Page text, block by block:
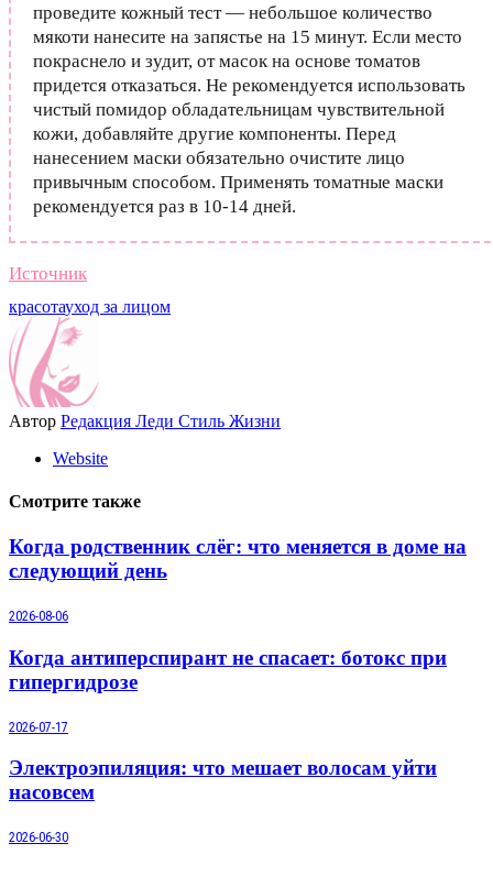
проведите кожный тест — небольшое количество
мякоти нанесите на запястье на 15 минут. Если место
покраснело и зудит, от масок на основе томатов
придется отказаться. Не рекомендуется использовать
чистый помидор обладательницам чувствительной
кожи, добавляйте другие компоненты. Перед
нанесением маски обязательно очистите лицо
привычным способом. Применять томатные маски
рекомендуется раз в 10-14 дней.
Источник
красотауход за лицом
Автор Редакция Леди Стиль Жизни
Website
Смотрите также
Когда родственник слёг: что меняется в доме на
следующий день
2026-08-06
Когда антиперспирант не спасает: ботокс при
гипергидрозе
2026-07-17
Электроэпиляция: что мешает волосам уйти
насовсем
2026-06-30